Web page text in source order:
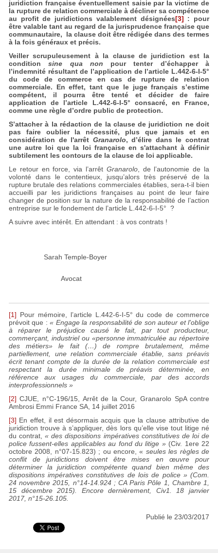
juridiction française éventuellement saisie par la victime de
la rupture de relation commerciale à décliner sa compétence
au profit de juridictions valablement désignées[3] : pour
être valable tant au regard de la jurisprudence française que
communautaire, la clause doit être rédigée dans des termes
à la fois généraux et précis.
Veiller scrupuleusement à la clause de juridiction est la
conditionsine qua non pour tenter d’échapper à
l’indemnité résultant de l’application de l’article L.442-6-I-5°
du code de commerce en cas de rupture de relation
commerciale. En effet, tant que le juge français s’estime
compétent, il pourra être tenté et décider de faire
application de l’article L.442-6-I-5° consacré, en France,
comme une règle d’ordre public de protection.
S’attacher à la rédaction de la clause de juridiction ne doit
pas faire oublier la nécessité, plus que jamais et en
considération de l'arrêt Granarolo, d’élire dans le contrat
une autre loi que la loi française en s'attachant à définir
subtilement les contours de la clause de loi applicable.
Le retour en force, via l’arrêt Granarolo, de l’autonomie de la
volonté dans le contentieux, jusqu’alors très préservé de la
rupture brutale des relations commerciales établies, sera-t-il bien
accueilli par les juridictions françaises au point de leur faire
changer de position sur la nature de la responsabilité de l’action
entreprise sur le fondement de l’article L.442-6-I-5° ?
A suivre avec intérêt. En attendant : à vos contrats !
Sarah Temple-Boyer
Avocat
[1] Pour mémoire, l’article L.442-6-I-5° du code de commerce
prévoit que :« Engage la responsabilité de son auteur et l'oblige
à réparer le préjudice causé le fait, par tout producteur,
commerçant, industriel ou «personne immatriculée au répertoire
des métiers» le fait (…) de rompre brutalement, même
partiellement, une relation commerciale établie, sans préavis
écrit tenant compte de la durée de la relation commerciale est
respectant la durée minimale de préavis déterminée, en
référence aux usages du commerciale, par des accords
interprofessionnels »
[2] CJUE, n°C-196/15, Arrêt de la Cour, Granarolo SpA contre
Ambrosi Emmi France SA, 14 juillet 2016
[3] En effet, il est désormais acquis que la clause attributive de
juridiction trouve à s’appliquer, dès lors qu’elle vise tout litige né
du contrat,« des dispositions impératives constitutives de loi de
police fussent-elles applicables au fond du litige » (Civ. 1ere 22
octobre 2008, n°07-15.823) ; ou encore, « seules les règles de
conflit de juridictions doivent être mises en œuvre pour
déterminer la juridiction compétente quand bien même des
dispositions impératives constitutives de lois de police »(Com.
24 novembre 2015, n°14-14.924 ; CA Paris Pôle 1, Chambre 1,
15 décembre 2015). Encore dernièrement, Civ1. 18 janvier
2017, n°15-26.105.
Publié le 23/03/2017